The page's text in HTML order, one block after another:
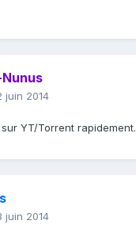
juin 2014
YT/Torrent rapidement.
juin 2014